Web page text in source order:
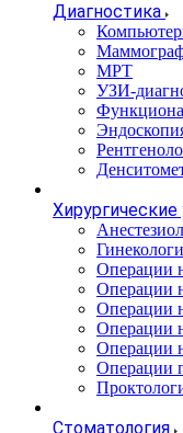
Диагностика
МРТ
УЗИ-
Хирургические
Операции
Операции
Операции
Операции
Операции
Операции
Стоматология